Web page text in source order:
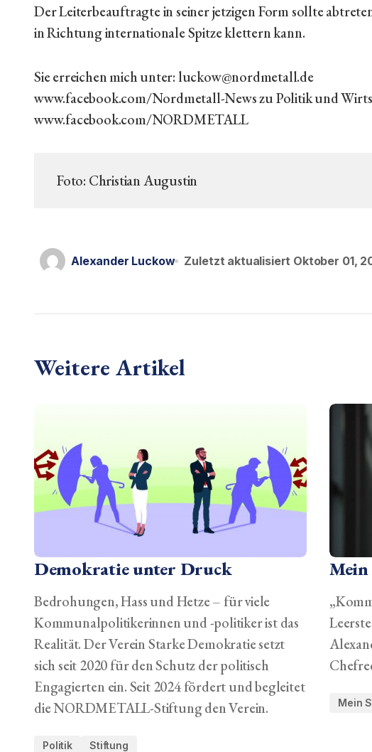
Der Leiterbeauftragte in seiner jetzigen Form sollte
in Richtung internationale Spitze klettern kann.
Sie erreichen mich unter: luckow@nordmetall.de
www.facebook.com/Nordmetall-News zu Politik und
www.facebook.com/NORDMETALL
Foto: Christian Augustin
Alexander Luckow Zuletzt aktualisiert Oktober 01,
Weitere Artikel
Demokratie unter Druck
Bedrohungen, Hass und Hetze – für viele
Kommunalpolitikerinnen und -politiker ist das
Realität. Der Verein Starke Demokratie setzt
sich seit 2020 für den Schutz der politisch
Engagierten ein. Seit 2024 fördert und begleitet
die NORDMETALL-Stiftung den Verein.
Politik Stiftung
Mein